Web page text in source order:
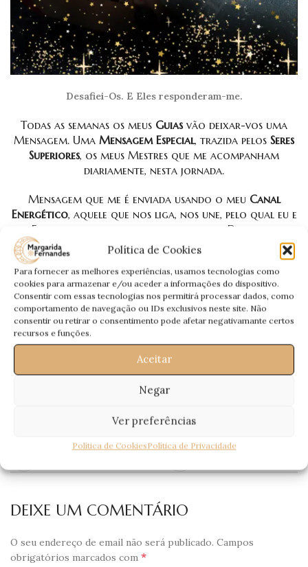
Política de Cookies
Para fornecer as melhores experiências, usamos tecnologias como
cookies para armazenar e/ou aceder a informações do dispositivo.
Consentir com essas tecnologias nos permitirá processar dados, como
comportamento de navegação ou IDs exclusivos neste site. Não
consentir ou retirar o consentimento pode afetar negativamante certos
recursos e funções.
Aceitar
Negar
Ver preferências
Política de CookiesPolítica de Privacidade
Desafiei-Os. E Eles responderam-me.
Todas as semanas os meus Guiasvão deixar-vos uma
Mensagem. Uma Mensagem Especial, trazida pelos Seres
Superiores, os meus Mestres que me acompanham
diariamente, nesta jornada.
Mensagem que me é enviada usando o meu Canal
Energético, aquele que nos liga, nos une, pelo qual eu e
Eles falamos, para que esta mensagem Deles, seja
interpretada por mim através da mediunidade.
UmaMensagem Especial, que quero deixar aqui e
agora… Entendam que é uma Mensagem não minha,
mas Deles 😀
Todas as semanas para vós:
Espirituais, porMargarida Fernandes🙂
Passem a Palavra!
DEIXE UM COMENTÁRIO
O seu endereço de email não será publicado. Campos
obrigatórios marcados com *